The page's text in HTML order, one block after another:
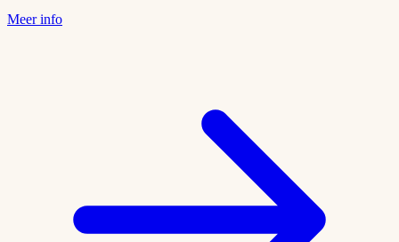
Meer info